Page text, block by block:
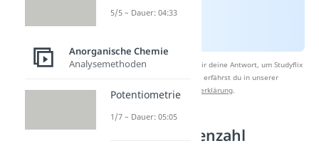
Nach Beantwortung speichern wir deine Antwort, um Studyflix
zu verbessern. Mehr dazu erfährst du in unserer
Datenschutzerklärung.
Kernspinquantenzahl
5/5 – Dauer: 04:33
Anorganische Chemie
Analysemethoden
Potentiometrie
1/7 – Dauer: 05:05